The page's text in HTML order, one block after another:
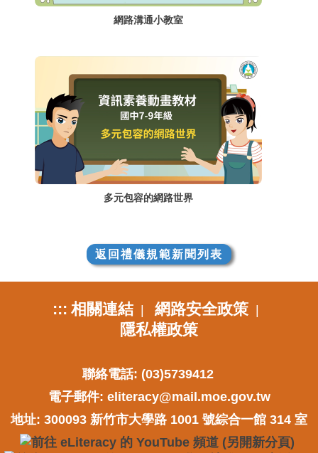
網路溝通小教室
多元包容的網路世界
返回禮儀規範新聞列表
::: 相關連結| 網路安全政策|
隱私權政策
聯絡電話: (03)5739412
電子郵件: eliteracy@mail.moe.gov.tw
地址: 300093 新竹市大學路 1001 號綜合一館 314 室